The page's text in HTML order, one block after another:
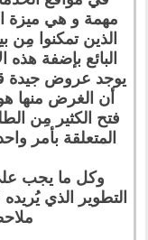
مهمة و هي ميزة
الذين تمكنوا مِن
البائع بإضفة
يوجد عروض جيدة
أن الغرض منها
فتح الكثير مِن
المتعلقة بأمر
وكل ما يجب
التطوير الذي